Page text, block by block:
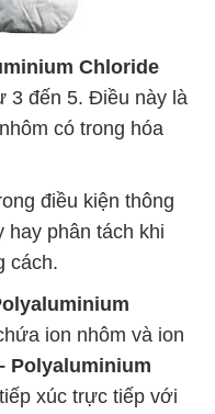
Chloride
3 đến 5. Điều này là
có trong hóa
điều kiện thông
hay phân tách khi
cách.
ion nhôm và ion
Polyaluminium
xúc trực tiếp với